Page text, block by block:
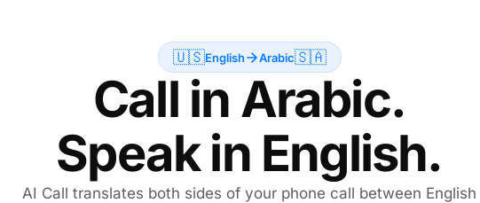
🇺🇸English Arabic🇸🇦
Call in Arabic.
Speak in English.
AI Call translates both sides of your phone call between English